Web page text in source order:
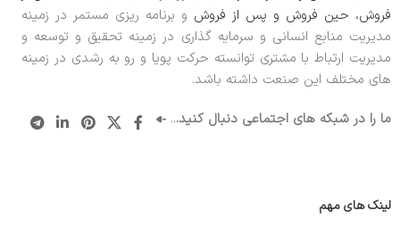
فروش، حین فروش و پس از فروش و برنامه ریزی مستمر در زمینه
مدیریت منابع انسانی و سرمایه گذاری در زمینه تحقیق و توسعه و
مدیریت ارتباط با مشتری توانسته حرکت پویا و رو به رشدی در زمینه
های مختلف این صنعت داشته باشد.
ما را در شبکه های اجتماعی دنبال کنید...
لینک های مهم